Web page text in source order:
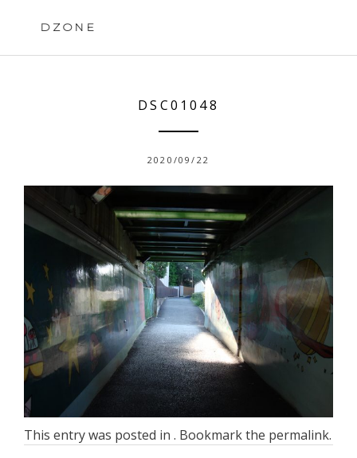
DZONE
DSC01048
2020/09/22
This entry was posted in . Bookmark the permalink.